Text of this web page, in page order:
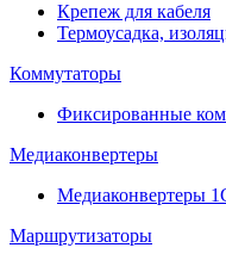
Крепеж для кабеля
Термоусадка,
Коммутаторы
Фиксированные
Медиаконвертеры
Медиаконвертеры
Маршрутизаторы